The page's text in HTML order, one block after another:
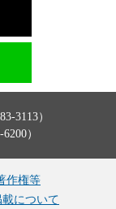
3113）
）
作権等
載について